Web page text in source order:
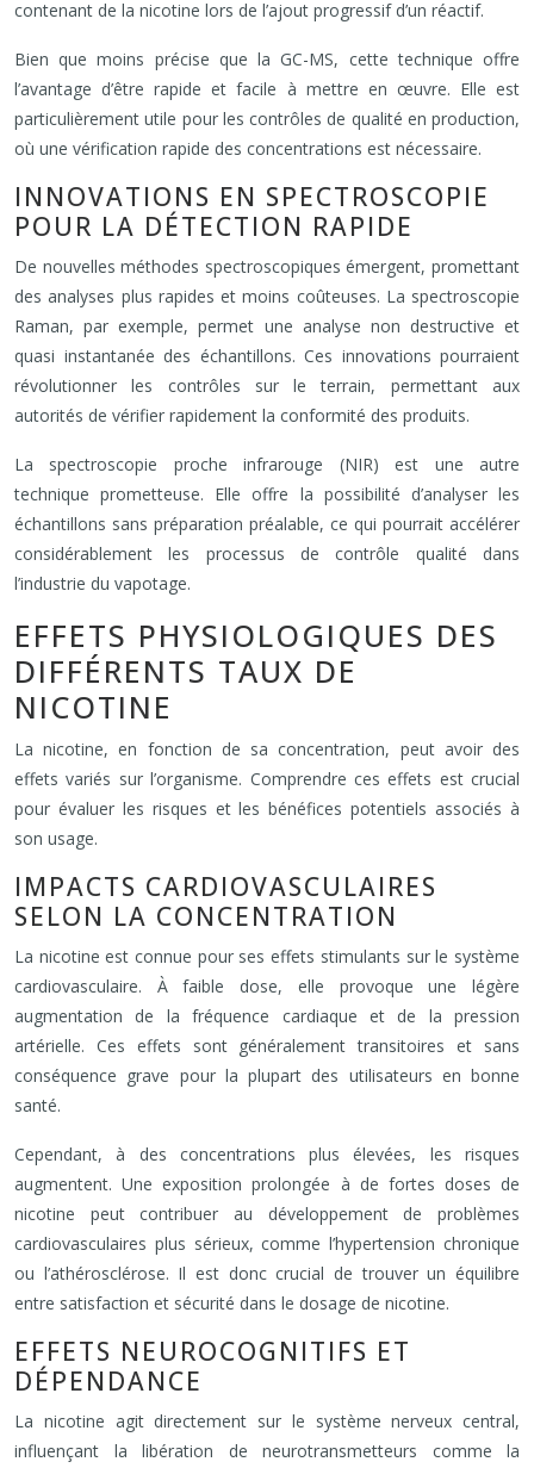
contenant de la nicotine lors de l’ajout progressif d’un réactif.
Bien que moins précise que la GC-MS, cette technique offre
l’avantage d’être rapide et facile à mettre en œuvre. Elle est
particulièrement utile pour les contrôles de qualité en production,
où une vérification rapide des concentrations est nécessaire.
INNOVATIONS EN SPECTROSCOPIE
POUR LA DÉTECTION RAPIDE
De nouvelles méthodes spectroscopiques émergent, promettant
des analyses plus rapides et moins coûteuses. La spectroscopie
Raman, par exemple, permet une analyse non destructive et
quasi instantanée des échantillons. Ces innovations pourraient
révolutionner les contrôles sur le terrain, permettant aux
autorités de vérifier rapidement la conformité des produits.
La spectroscopie proche infrarouge (NIR) est une autre
technique prometteuse. Elle offre la possibilité d’analyser les
échantillons sans préparation préalable, ce qui pourrait accélérer
considérablement les processus de contrôle qualité dans
l’industrie du vapotage.
EFFETS PHYSIOLOGIQUES DES
DIFFÉRENTS TAUX DE
NICOTINE
La nicotine, en fonction de sa concentration, peut avoir des
effets variés sur l’organisme. Comprendre ces effets est crucial
pour évaluer les risques et les bénéfices potentiels associés à
son usage.
IMPACTS CARDIOVASCULAIRES
SELON LA CONCENTRATION
La nicotine est connue pour ses effets stimulants sur le système
cardiovasculaire. À faible dose, elle provoque une légère
augmentation de la fréquence cardiaque et de la pression
artérielle. Ces effets sont généralement transitoires et sans
conséquence grave pour la plupart des utilisateurs en bonne
santé.
Cependant, à des concentrations plus élevées, les risques
augmentent. Une exposition prolongée à de fortes doses de
nicotine peut contribuer au développement de problèmes
cardiovasculaires plus sérieux, comme l’hypertension chronique
ou l’athérosclérose. Il est donc crucial de trouver un équilibre
entre satisfaction et sécurité dans le dosage de nicotine.
EFFETS NEUROCOGNITIFS ET
DÉPENDANCE
La nicotine agit directement sur le système nerveux central,
influençant la libération de neurotransmetteurs comme la